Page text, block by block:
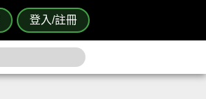
登入/註冊